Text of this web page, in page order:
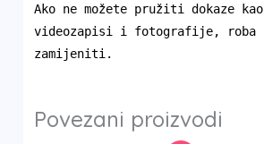
Ako ne možete pružiti dokaze
videozapisi i fotografije, roba
zamijeniti.
Povezani proizvodi